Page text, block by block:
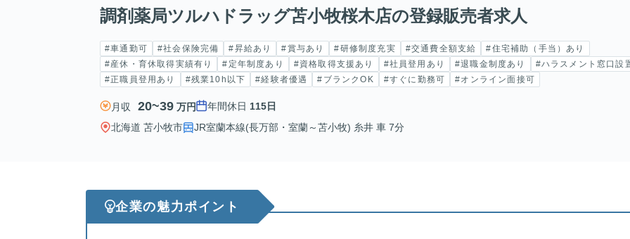
調剤薬局ツルハドラッグ苫小牧桜木店の登録販売者求人
#車通勤可 #社会保険完備 #昇給あり #賞与あり #研修制度充実 #交通費全額支給
#住宅補助（手当）あり
#産休・育休取得実績有り
#定年制度あり #資格取得支援あり #社員登用あり #退職金制度あり
#ハラスメント窓口設
#正職員登用あり
#残業10h以下 #経験者優遇 #ブランクOK #すぐに勤務可 #オンライン面接可
月収 20~39 万円 年間休日 115日
北海道 苫小牧市
JR室蘭本線(長万部・室蘭～苫小牧) 糸井 車 7分
企業の魅力ポイント